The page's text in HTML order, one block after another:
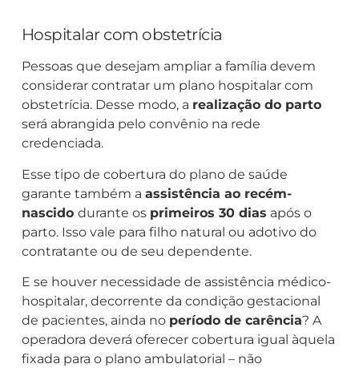
Hospitalar com obstetrícia
Pessoas que desejam ampliar a família devem
considerar contratar um plano hospitalar com
obstetrícia. Desse modo, a realização do parto
será abrangida pelo convênio na rede
credenciada.
Esse tipo de cobertura do plano de saúde
garante também a assistência ao recém-
nascido durante os primeiros 30 dias após o
parto. Isso vale para filho natural ou adotivo do
contratante ou de seu dependente.
E se houver necessidade de assistência médico-
hospitalar, decorrente da condição gestacional
de pacientes, ainda no período de carência? A
operadora deverá oferecer cobertura igual àquela
fixada para o plano ambulatorial – não